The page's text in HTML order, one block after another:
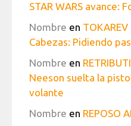
STAR WARS avance:
Nombre en
Cabezas: Pidiendo
Nombre en
Neeson suelta la
volante
Nombre en REPOSO